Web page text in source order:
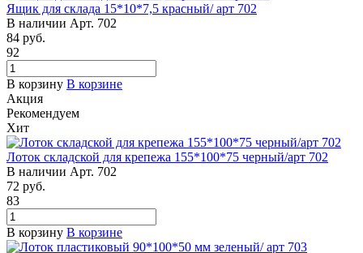
Ящик для склада 15*10*7,5 красный/ арт 702
В наличии Арт. 702
84 руб.
92
В корзину В корзине
Акция
Рекомендуем
Хит
Лоток складской для крепежа 155*100*75 черный/арт 702
В наличии Арт. 702
72 руб.
83
В корзину В корзине